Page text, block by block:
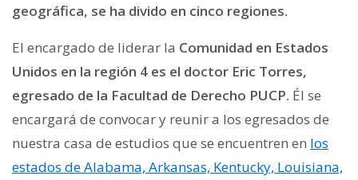
geográfica, se ha divido en cinco regiones.
El encargado de liderar la Comunidad en Estados
Unidos en la región 4 es el doctor Eric Torres,
egresado de la Facultad de Derecho PUCP. Él se
encargará de convocar y reunir a los egresados de
nuestra casa de estudios que se encuentren en los
estados de Alabama, Arkansas, Kentucky, Louisiana,